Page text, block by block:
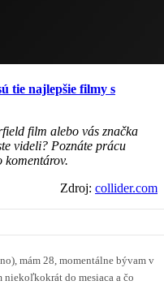
tie najlepšie filmy s
film alebo vás značka
videli? Poznáte prácu
komentárov.
Zdroj: collider.com
mám 28, momentálne bývam v
do mesiaca a čo